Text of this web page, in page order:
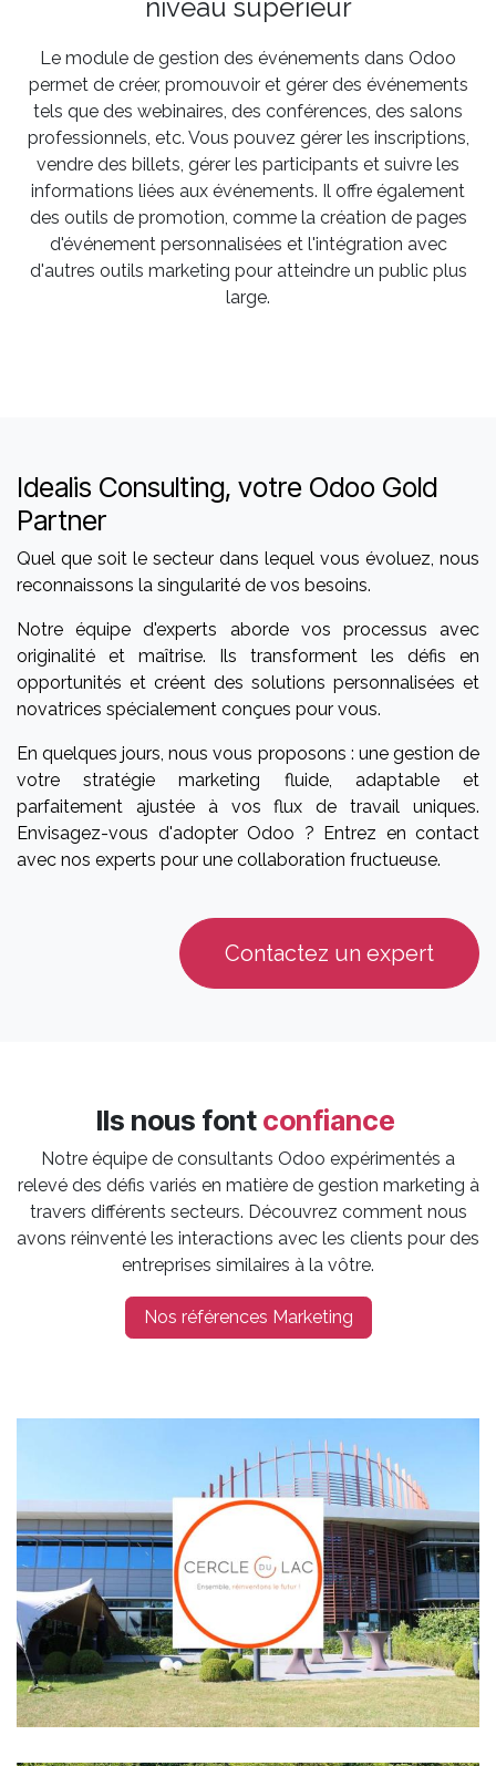
niveau supérieur
Le module de gestion des événements dans Odoo
permet de créer, promouvoir et gérer des événements
tels que des webinaires, des conférences, des salons
professionnels, etc. Vous pouvez gérer les inscriptions,
vendre des billets, gérer les participants et suivre les
informations liées aux événements. Il offre également
des outils de promotion, comme la création de pages
d'événement personnalisées et l'intégration avec
d'autres outils marketing pour atteindre un public plus
large.
Idealis Consulting, votre Odoo Gold
Partner
Quel que soit le secteur dans lequel vous évoluez, nous
reconnaissons la singularité de vos besoins.
Notre équipe d'experts aborde vos processus avec
originalité et maîtrise. Ils transforment les défis en
opportunités et créent des solutions personnalisées et
novatrices spécialement conçues pour vous.
En quelques jours, nous vous proposons : une gestion de
votre stratégie marketing fluide, adaptable et
parfaitement ajustée à vos flux de travail uniques.
Envisagez-vous d'adopter Odoo ? Entrez en contact
avec nos experts pour une collaboration fructueuse.
Contactez un expert
Ils nous font confiance
Notre équipe de consultants Odoo expérimentés a
relevé des défis variés en matière de gestion marketing à
travers différents secteurs. Découvrez comment nous
avons réinventé les interactions avec les clients pour des
entreprises similaires à la vôtre.
Nos références Marketing